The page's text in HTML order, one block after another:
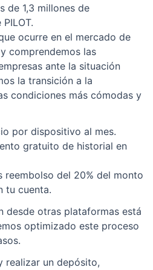
de 1,3 millones de
ocurre en el mercado de
comprendemos las
ante la situación
la transición a la
condiciones más cómodas y
por dispositivo al mes.
gratuito de historial en
reembolso del 20% del monto
tu cuenta.
desde otras plataformas está
optimizado este proceso
realizar un depósito,